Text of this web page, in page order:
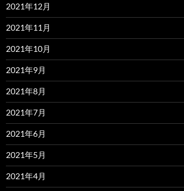
2021年12月
2021年11月
2021年10月
2021年9月
2021年8月
2021年7月
2021年6月
2021年5月
2021年4月